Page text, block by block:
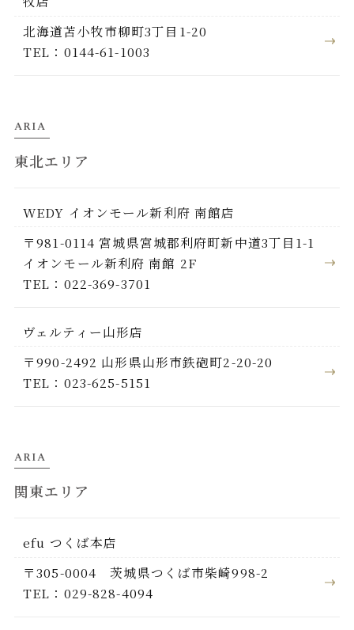
北海道苫小牧市柳町3丁目1-20
TEL：0144-61-1003
ARIA
東北エリア
WEDY イオンモール新利府 南館店
〒981-0114 宮城県宮城郡利府町新中道3丁目1-1
イオンモール新利府 南館 2F
TEL：022-369-3701
ヴェルティー山形店
〒990-2492 山形県山形市鉄砲町2-20-20
TEL：023-625-5151
ARIA
関東エリア
efu つくば本店
〒305-0004 茨城県つくば市柴崎998-2
TEL：029-828-4094